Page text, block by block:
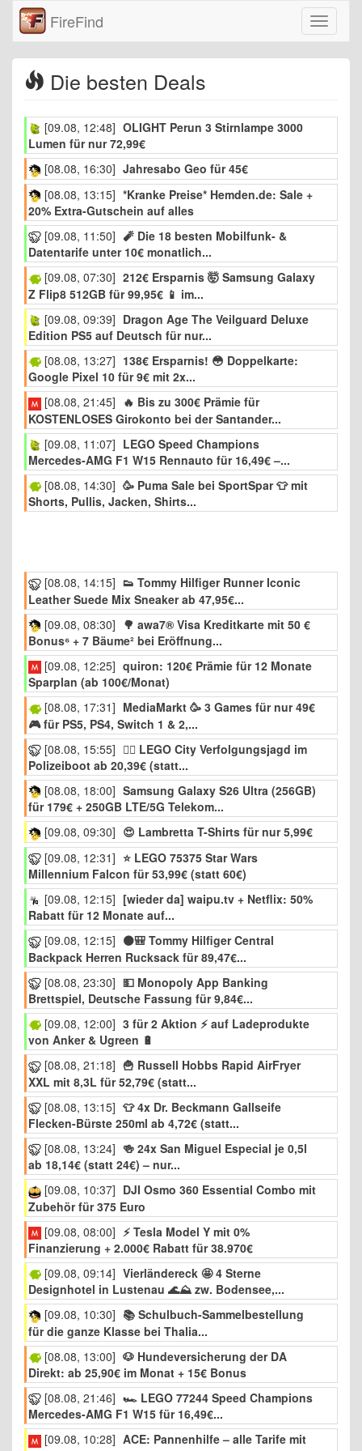
FireFind
Die besten Deals
[09.08, 12:48] OLIGHT Perun 3 Stirnlampe 3000
Lumen für nur 72,99€
[08.08, 16:30] Jahresabo Geo für 45€
[08.08, 13:15] *Kranke Preise* Hemden.de: Sale +
20% Extra-Gutschein auf alles
[09.08, 11:50] 🧨 Die 18 besten Mobilfunk- &
Datentarife unter 10€ monatlich...
[09.08, 07:30] 212€ Ersparnis 🤯 Samsung Galaxy
Z Flip8 512GB für 99,95€ 📱 im...
[09.08, 09:39] Dragon Age The Veilguard Deluxe
Edition PS5 auf Deutsch für nur...
[08.08, 13:27] 138€ Ersparnis! 😳 Doppelkarte:
Google Pixel 10 für 9€ mit 2x...
[08.08, 21:45] 🔥 Bis zu 300€ Prämie für
KOSTENLOSES Girokonto bei der Santander...
[09.08, 11:07] LEGO Speed Champions
Mercedes-AMG F1 W15 Rennauto für 16,49€ –...
[08.08, 14:30] 🥳 Puma Sale bei SportSpar 👕 mit
Shorts, Pullis, Jacken, Shirts...
[08.08, 14:15] 👟 Tommy Hilfiger Runner Iconic
Leather Suede Mix Sneaker ab 47,95€...
[09.08, 08:30] 🌳 awa7® Visa Kreditkarte mit 50 €
Bonus⁶ + 7 Bäume² bei Eröffnung...
[09.08, 12:25] quiron: 120€ Prämie für 12 Monate
Sparplan (ab 100€/Monat)
[08.08, 17:31] MediaMarkt 🥳 3 Games für nur 49€
🎮 für PS5, PS4, Switch 1 & 2,...
[08.08, 15:55] 👮‍♂️ LEGO City Verfolgungsjagd im
Polizeiboot ab 20,39€ (statt...
[08.08, 18:00] Samsung Galaxy S26 Ultra (256GB)
für 179€ + 250GB LTE/5G Telekom...
[09.08, 09:30] 😍 Lambretta T-Shirts für nur 5,99€
[09.08, 12:31] ⭐ LEGO 75375 Star Wars
Millennium Falcon für 53,99€ (statt 60€)
[09.08, 12:15] [wieder da] waipu.tv + Netflix: 50%
Rabatt für 12 Monate auf...
[09.08, 12:15] ⚫️🎒 Tommy Hilfiger Central
Backpack Herren Rucksack für 89,47€...
[08.08, 23:30] 💵 Monopoly App Banking
Brettspiel, Deutsche Fassung für 9,84€...
[09.08, 12:00] 3 für 2 Aktion ⚡ auf Ladeprodukte
von Anker & Ugreen 🔋
[08.08, 21:18] 🍟 Russell Hobbs Rapid AirFryer
XXL mit 8,3L für 52,79€ (statt...
[08.08, 13:15] 👕 4x Dr. Beckmann Gallseife
Flecken-Bürste 250ml ab 4,72€ (statt...
[08.08, 13:24] 🍻 24x San Miguel Especial je 0,5l
ab 18,14€ (statt 24€) – nur...
[09.08, 10:37] DJI Osmo 360 Essential Combo mit
Zubehör für 375 Euro
[09.08, 08:00] ⚡ Tesla Model Y mit 0%
Finanzierung + 2.000€ Rabatt für 38.970€
[09.08, 09:14] Vierländereck 🤩 4 Sterne
Designhotel in Lustenau 🌊⛰️ zw. Bodensee,...
[09.08, 10:30] 📚 Schulbuch-Sammelbestellung
für die ganze Klasse bei Thalia...
[08.08, 13:00] 🐶 Hundeversicherung der DA
Direkt: ab 25,90€ im Monat + 15€ Bonus
[08.08, 21:46] 🏎️ LEGO 77244 Speed Champions
Mercedes-AMG F1 W15 für 16,49€...
[09.08, 10:28] ACE: Pannenhilfe – alle Tarife mit